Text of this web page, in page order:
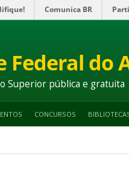
Comunica BR
Federal do
Superior pública e gratuita
CONCURSOS